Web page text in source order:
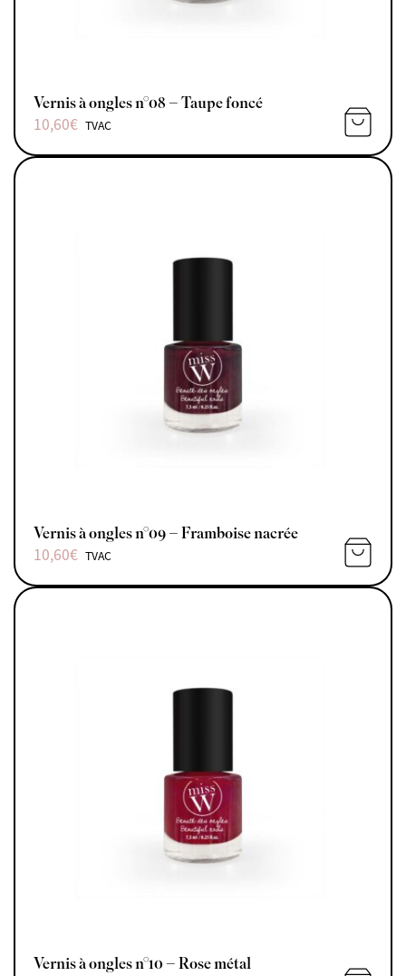
Vernis à ongles n°08 – Taupe foncé
10,60€ TVAC
Vernis à ongles n°09 – Framboise nacrée
10,60€ TVAC
Vernis à ongles n°10 – Rose métal